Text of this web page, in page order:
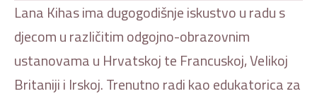
Lana Kihas ima dugogodišnje iskustvo u radu s
djecom u različitim odgojno-obrazovnim
ustanovama u Hrvatskoj te Francuskoj, Velikoj
Britaniji i Irskoj. Trenutno radi kao edukatorica za